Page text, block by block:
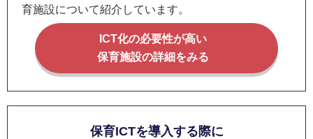
育施設について紹介しています。
ICT化の必要性が高い
保育施設の詳細をみる
保育ICTを導入する際に